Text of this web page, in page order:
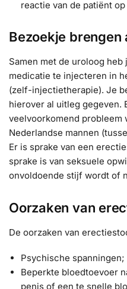
reactie van de patiënt
Bezoekje brengen
Samen met de uroloog
medicatie te injecteren in
(zelf-injectietherapie). Je
hierover al uitleg gegeven.
veelvoorkomend probleem
Nederlandse mannen
Er is sprake van een
sprake is van seksuele
onvoldoende stijf wordt of
Oorzaken van
De oorzaken van
Psychische spanningen;
Beperkte bloedtoevoer
penis of een te snelle